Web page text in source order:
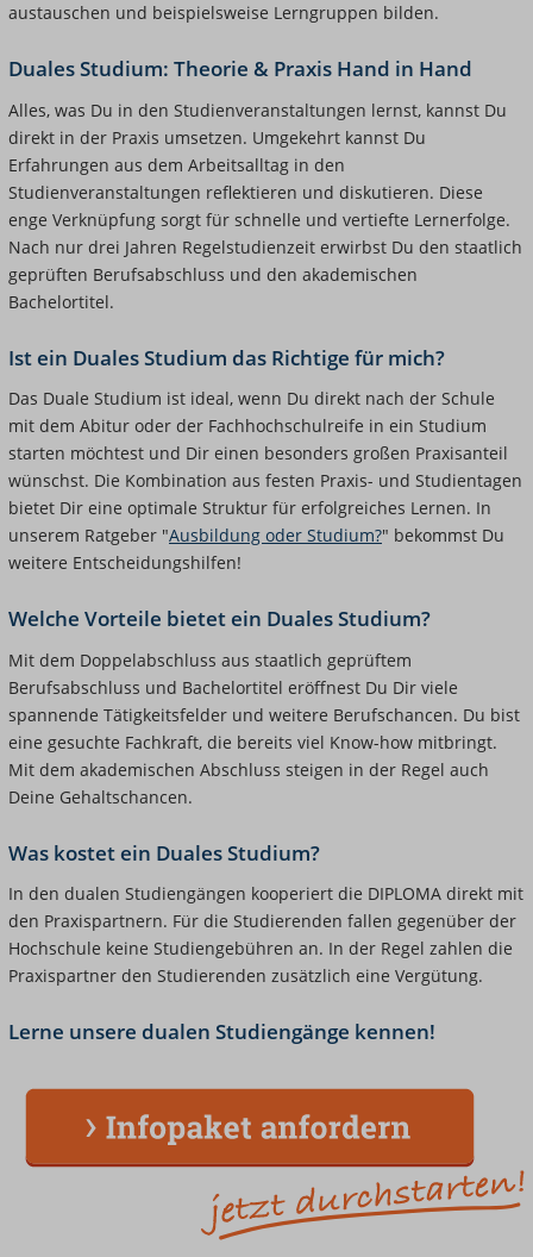
austauschen und beispielsweise Lerngruppen bilden.
Duales Studium: Theorie & Praxis Hand in Hand
Alles, was Du in den Studienveranstaltungen lernst, kannst Du
direkt in der Praxis umsetzen. Umgekehrt kannst Du
Erfahrungen aus dem Arbeitsalltag in den
Studienveranstaltungen reflektieren und diskutieren. Diese
enge Verknüpfung sorgt für schnelle und vertiefte Lernerfolge.
Nach nur drei Jahren Regelstudienzeit erwirbst Du den staatlich
geprüften Berufsabschluss und den akademischen
Bachelortitel.
Ist ein Duales Studium das Richtige für mich?
Das Duale Studium ist ideal, wenn Du direkt nach der Schule
mit dem Abitur oder der Fachhochschulreife in ein Studium
starten möchtest und Dir einen besonders großen Praxisanteil
wünschst. Die Kombination aus festen Praxis- und Studientagen
bietet Dir eine optimale Struktur für erfolgreiches Lernen. In
unserem Ratgeber "Ausbildung oder Studium?" bekommst Du
weitere Entscheidungshilfen!
Welche Vorteile bietet ein Duales Studium?
Mit dem Doppelabschluss aus staatlich geprüftem
Berufsabschluss und Bachelortitel eröffnest Du Dir viele
spannende Tätigkeitsfelder und weitere Berufschancen. Du bist
eine gesuchte Fachkraft, die bereits viel Know-how mitbringt.
Mit dem akademischen Abschluss steigen in der Regel auch
Deine Gehaltschancen.
Was kostet ein Duales Studium?
In den dualen Studiengängen kooperiert die DIPLOMA direkt mit
den Praxispartnern. Für die Studierenden fallen gegenüber der
Hochschule keine Studiengebühren an. In der Regel zahlen die
Praxispartner den Studierenden zusätzlich eine Vergütung.
Lerne unsere dualen Studiengänge kennen!